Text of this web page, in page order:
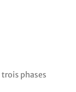
trois phases